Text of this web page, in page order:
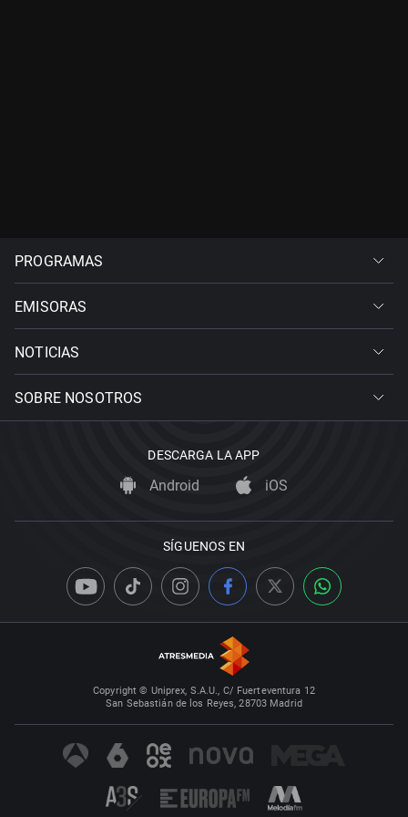
PROGRAMAS
EMISORAS
NOTICIAS
SOBRE NOSOTROS
DESCARGA LA APP
Android iOS
SÍGUENOS EN
Copyright © Uniprex, S.A.U., C/ Fuerteventura 12
San Sebastián de los Reyes, 28703 Madrid